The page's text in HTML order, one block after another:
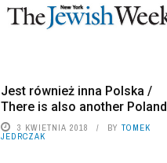
Jest również inna Polska /
There is also another Poland
3 KWIETNIA 2018 BYTOMEK
JEDRCZAK